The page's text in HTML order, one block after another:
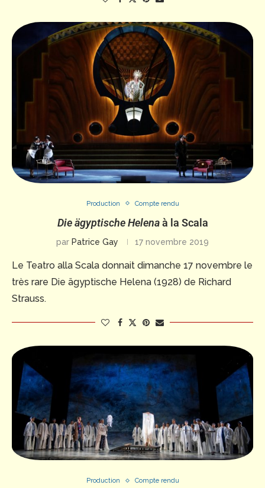
Production Compte rendu
Die ägyptische Helenaà la Scala
par Patrice Gay 17 novembre 2019
Le Teatro alla Scala donnait dimanche 17 novembre le
très rare Die ägyptische Helena (1928) de Richard
Strauss.
Production Compte rendu